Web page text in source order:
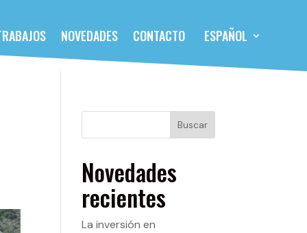
NOVEDADES CONTACTO ESPAÑOL
Buscar
Novedades
recientes
La inversión en